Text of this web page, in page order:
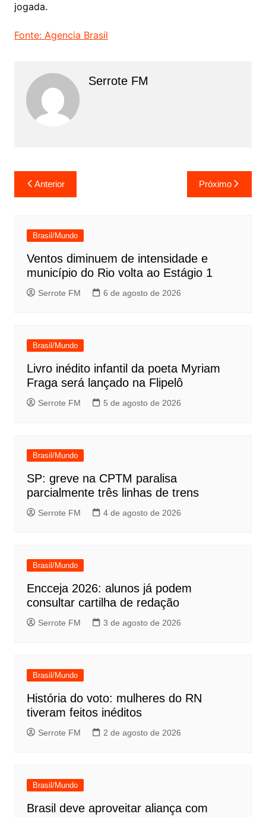
jogada.
Fonte: Agencia Brasil
Serrote FM
Navegação
de
Anterior Próximo
Brasil/Mundo
Ventos diminuem de intensidade e
município do Rio volta ao Estágio 1
Serrote FM 6 de agosto de 2026
Brasil/Mundo
Livro inédito infantil da poeta Myriam
Fraga será lançado na Flipelô
Serrote FM 5 de agosto de 2026
Brasil/Mundo
SP: greve na CPTM paralisa
parcialmente três linhas de trens
Serrote FM 4 de agosto de 2026
Brasil/Mundo
Encceja 2026: alunos já podem
consultar cartilha de redação
Serrote FM 3 de agosto de 2026
Brasil/Mundo
História do voto: mulheres do RN
tiveram feitos inéditos
Serrote FM 2 de agosto de 2026
Brasil/Mundo
Brasil deve aproveitar aliança com